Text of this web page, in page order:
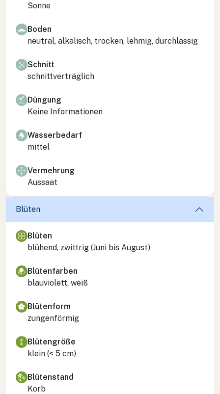
Sonne
Boden
neutral, alkalisch, trocken, lehmig, durchlässig
Schnitt
schnittverträglich
Düngung
Keine Informationen
Wasserbedarf
mittel
Vermehrung
Aussaat
Blüten
Blüten
blühend, zwittrig (Juni bis August)
Blütenfarben
blauviolett, weiß
Blütenform
zungenförmig
Blütengröße
klein (< 5 cm)
Blütenstand
Korb